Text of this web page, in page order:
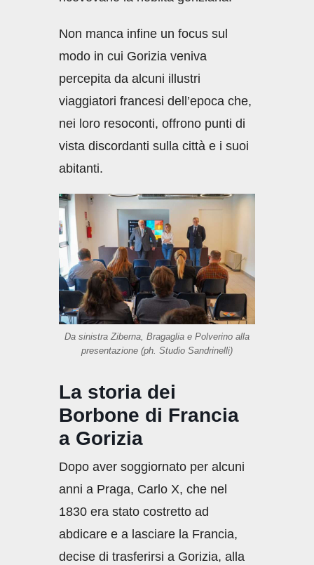
Non manca infine un focus sul
modo in cui Gorizia veniva
percepita da alcuni illustri
viaggiatori francesi dell’epoca che,
nei loro resoconti, offrono punti di
vista discordanti sulla città e i suoi
abitanti.
Da sinistra Ziberna, Bragaglia e Polverino alla
presentazione (ph. Studio Sandrinelli)
La storia dei
Borbone di Francia
a Gorizia
Dopo aver soggiornato per alcuni
anni a Praga, Carlo X, che nel
1830 era stato costretto ad
abdicare e a lasciare la Francia,
decise di trasferirsi a Gorizia, alla